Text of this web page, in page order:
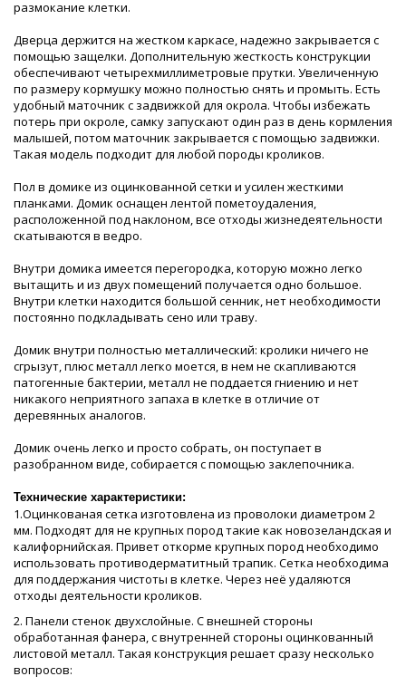
размокание клетки.
Дверца держится на жестком каркасе, надежно закрывается с
помощью защелки. Дополнительную жесткость конструкции
обеспечивают четырехмиллиметровые прутки. Увеличенную
по размеру кормушку можно полностью снять и промыть. Есть
удобный маточник с задвижкой для окрола. Чтобы избежать
потерь при окроле, самку запускают один раз в день кормления
малышей, потом маточник закрывается с помощью задвижки.
Такая модель подходит для любой породы кроликов.
Пол в домике из оцинкованной сетки и усилен жесткими
планками. Домик оснащен лентой пометоудаления,
расположенной под наклоном, все отходы жизнедеятельности
скатываются в ведро.
Внутри домика имеется перегородка, которую можно легко
вытащить и из двух помещений получается одно большое.
Внутри клетки находится большой сенник, нет необходимости
постоянно подкладывать сено или траву.
Домик внутри полностью металлический: кролики ничего не
сгрызут, плюс металл легко моется, в нем не скапливаются
патогенные бактерии, металл не поддается гниению и нет
никакого неприятного запаха в клетке в отличие от
деревянных аналогов.
Домик очень легко и просто собрать, он поступает в
разобранном виде, собирается с помощью заклепочника.
Технические характеристики:
1.Оцинкованая сетка изготовлена из проволоки диаметром 2
мм. Подходят для не крупных пород такие как новозеландская и
калифорнийская. Привет откорме крупных пород необходимо
использовать противодерматитный трапик. Сетка необходима
для поддержания чистоты в клетке. Через неё удаляются
отходы деятельности кроликов.
2. Панели стенок двухслойные. С внешней стороны
обработанная фанера, с внутренней стороны оцинкованный
листовой металл. Такая конструкция решает сразу несколько
вопросов: